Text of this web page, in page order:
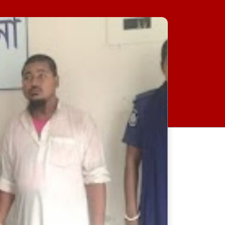
নেত্রকোনায় ভাড়া বাসা থেকে
ওয়ালটন কর্মীর রক্তাক্ত লাশ উদ্ধার